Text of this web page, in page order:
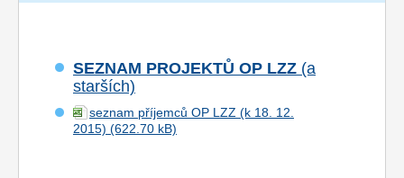
SEZNAM PROJEKTŮ OP LZZ (a
starších)
seznam příjemců OP LZZ (k 18. 12.
2015)